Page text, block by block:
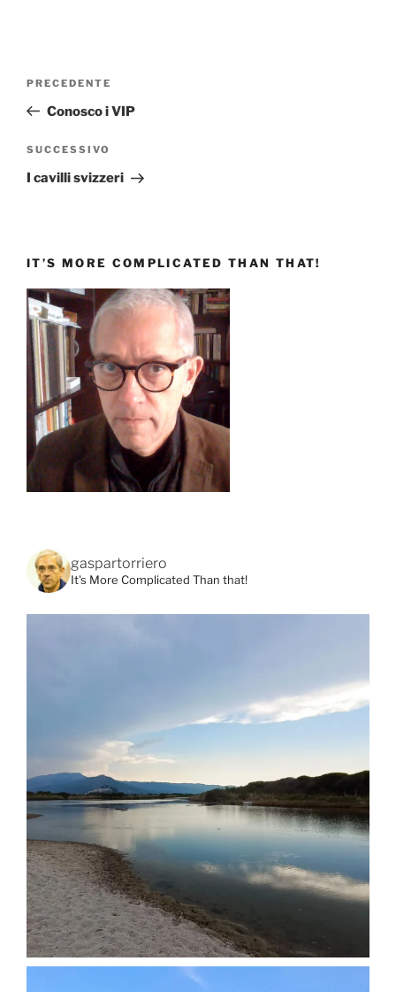
Articolo
precedente:
PRECEDENTE
Conosco i VIP
Articolo
successivo
SUCCESSIVO
I cavilli svizzeri
IT’S MORE COMPLICATED THAN THAT!
gaspartorriero
It's More Complicated Than that!